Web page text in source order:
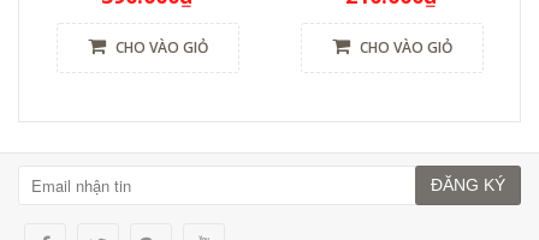
CHO VÀO GIỎ CHO VÀO GIỎ
ĐĂNG KÝ